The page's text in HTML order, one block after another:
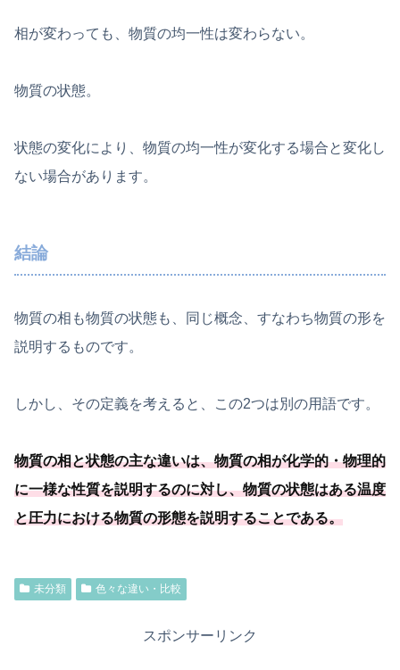
相が変わっても、物質の均一性は変わらない。
物質の状態。
状態の変化により、物質の均一性が変化する場合と変化し
ない場合があります。
結論
物質の相も物質の状態も、同じ概念、すなわち物質の形を
説明するものです。
しかし、その定義を考えると、この2つは別の用語です。
物質の相と状態の主な違いは、物質の相が化学的・物理的
に一様な性質を説明するのに対し、物質の状態はある温度
と圧力における物質の形態を説明することである。
未分類 色々な違い・比較
スポンサーリンク